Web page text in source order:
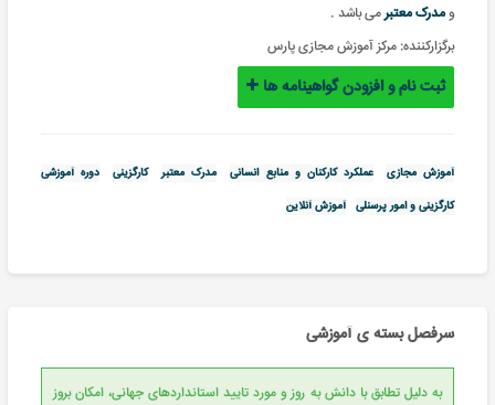
ومدرک معتبرمی باشد .
برگزارکننده: مرکز آموزش مجازی پارس
ثبت نام و افزودن گواهینامه ها
آموزش مجازی عملکرد کارکنان و منابع انسانی مدرک معتبر کارگزینی
دوره آموزشی
کارگزینی و امور پرسنلی آموزش آنلاین
سرفصل بسته ی آموزشی
به دلیل تطابق با دانش به روز و مورد تایید استانداردهای جهانی، امکان بروز